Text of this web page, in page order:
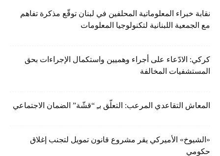
نقابة خبراء المعلوماتية المحلفين في لبنان توقّع مذكرة تفاهم
مع الجمعية اللبنانية لتكنولوجيا المعلومات
كركي: الادّعاء على أجراء وهميين واستكمال الإجراءات بحق
المستشفيات المخالفة
المعاش التقاعدي المرعب: التعلّق بـِ “قشّة” الضمان الاجتماعي
«الشيوخ» الأميركي يقر مشروع قانون تمويل لتجنب إغلاق
حكومي